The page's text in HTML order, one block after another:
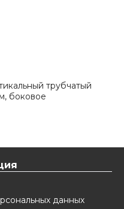
трубчатый
боковое
данных